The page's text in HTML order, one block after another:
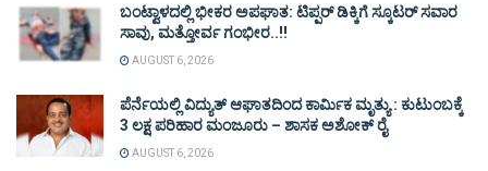
ಬಂಟ್ವಾಳದಲ್ಲಿ ಭೀಕರ ಅಪಘಾತ: ಟಿಪ್ಪರ್ ಡಿಕ್ಕಿಗೆ ಸ್ಕೂಟರ್ ಸವಾರ
ಸಾವು, ಮತ್ತೋರ್ವ ಗಂಭೀರ..!!
AUGUST 6, 2026
ಪೆರ್ನೆಯಲ್ಲಿ ವಿದ್ಯುತ್ ಆಘಾತದಿಂದ ಕಾರ್ಮಿಕ ಮೃತ್ಯು : ಕುಟುಂಬಕ್ಕೆ
3 ಲಕ್ಷ ಪರಿಹಾರ ಮಂಜೂರು – ಶಾಸಕ ಅಶೋಕ್ ರೈ
AUGUST 6, 2026